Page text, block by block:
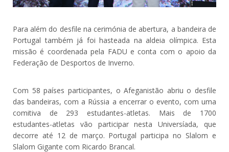
Para além do desfile na cerimónia de abertura, a bandeira de
Portugal também já foi hasteada na aldeia olímpica. Esta
missão é coordenada pela FADU e conta com o apoio da
Federação de Desportos de Inverno.
Com 58 países participantes, o Afeganistão abriu o desfile
das bandeiras, com a Rússia a encerrar o evento, com uma
comitiva de 293 estudantes-atletas. Mais de 1700
estudantes-atletas vão participar nesta Universíada, que
decorre até 12 de março. Portugal participa no Slalom e
Slalom Gigante com Ricardo Brancal.